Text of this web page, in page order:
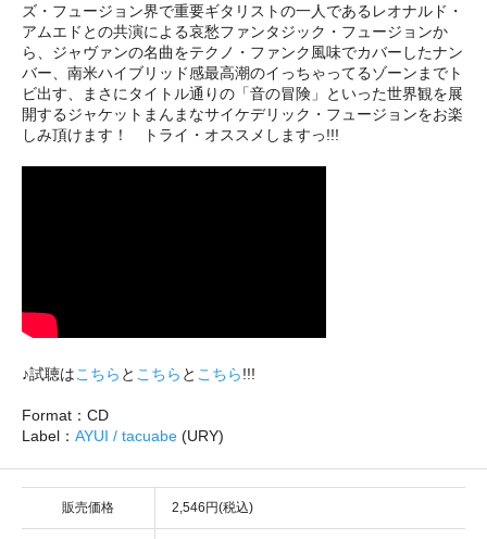
ズ・フュージョン界で重要ギタリストの一人であるレオナルド・
アムエドとの共演による哀愁ファンタジック・フュージョンか
ら、ジャヴァンの名曲をテクノ・ファンク風味でカバーしたナン
バー、南米ハイブリッド感最高潮のイっちゃってるゾーンまでト
ビ出す、まさにタイトル通りの「音の冒険」といった世界観を展
開するジャケットまんまなサイケデリック・フュージョンをお楽
しみ頂けます！ トライ・オススメしますっ!!!
♪試聴はこちら と こちら と こちら!!!
Format：CD
Label： AYUI / tacuabe (URY)
販売価格 2,546円(税込)